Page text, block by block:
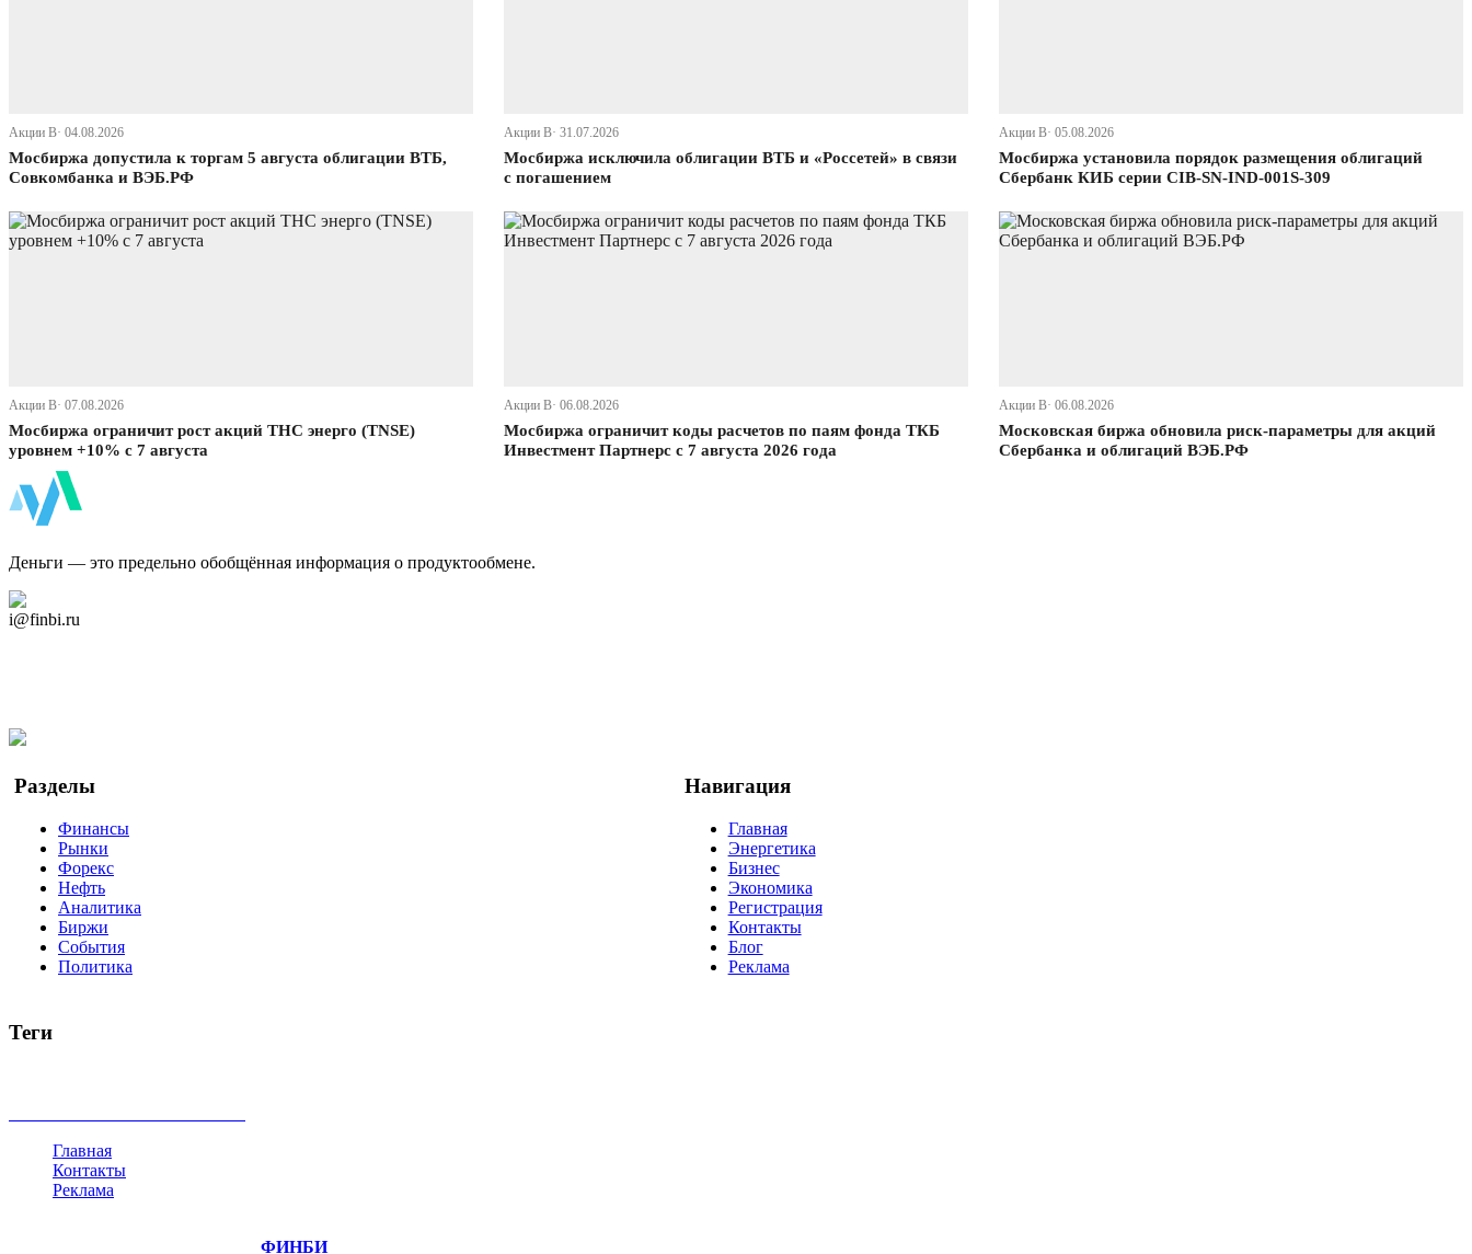
Акции В· 04.08.2026
Мосбиржа допустила к торгам 5 августа облигации ВТБ,
Совкомбанка и ВЭБ.РФ
Акции В· 31.07.2026
Мосбиржа исключила облигации ВТБ и «Россетей» в связи
с погашением
Акции В· 05.08.2026
Мосбиржа установила порядок размещения облигаций
Сбербанк КИБ серии CIB-SN-IND-001S-309
Акции В· 07.08.2026
Мосбиржа ограничит рост акций ТНС энерго (TNSE)
уровнем +10% с 7 августа
Акции В· 06.08.2026
Мосбиржа ограничит коды расчетов по паям фонда ТКБ
Инвестмент Партнерс с 7 августа 2026 года
Акции В· 06.08.2026
Московская биржа обновила риск-параметры для акций
Сбербанка и облигаций ВЭБ.РФ
Деньги — это предельно обобщённая информация о продуктообмене.
i@finbi.ru
Разделы
Финансы
Рынки
Форекс
Нефть
Аналитика
Биржи
События
Политика
Навигация
Главная
Энергетика
Бизнес
Экономика
Регистрация
Контакты
Блог
Реклама
Теги
Главная
Контакты
Реклама
ФИНБИ.РУ"